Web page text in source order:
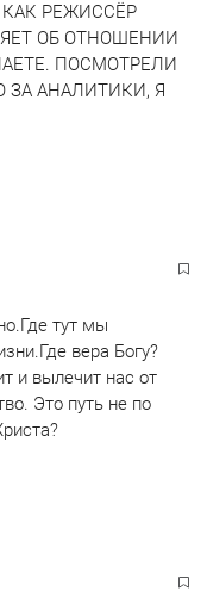
Фильм
в подвешенном,
разваливается и
пока
обратно в это
о том, что
зная, что
пьяницы и
место в этой
мэра этого
к чиновнику,
что мог, все
подорожником».
РЕЖИССЁР
ОБ ОТНОШЕНИИ
ПОСМОТРЕЛИ
АНАЛИТИКИ, Я
тут мы
вера Богу?
и вылечит нас от
Это путь не по